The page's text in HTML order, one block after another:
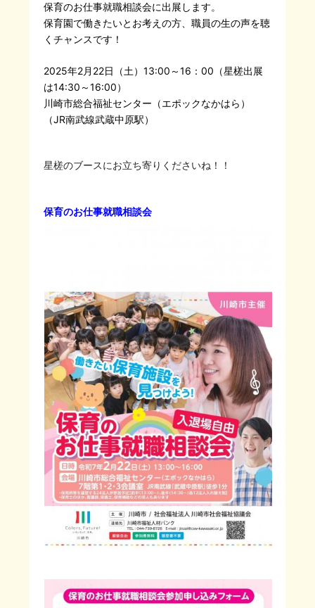
保育のお仕事就職相談会に出展します。
保育園で働きたいとお考えの方、職員の生の声を聴
くチャンスです！
2025年2月22日（土）13:00～16：00（星槎出展
は14:30～16:00）
川崎市総合福祉センター（エポックなかはら）
（JR南武線武蔵中原駅）
星槎のブースにお立ち寄りくださいね！！
保育のお仕事就職相談会